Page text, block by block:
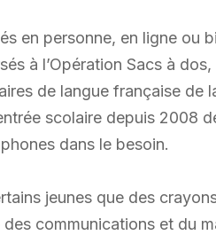
en personne, en ligne ou
à l’Opération Sacs à
de langue française de
scolaire depuis 2008
dans le besoin.
jeunes que des
communications et du